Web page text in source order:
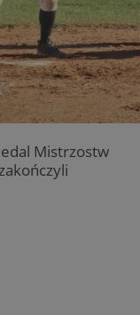
Mistrzostw